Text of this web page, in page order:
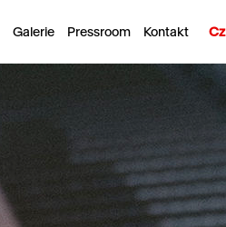
Galerie Pressroom Kontakt Cz